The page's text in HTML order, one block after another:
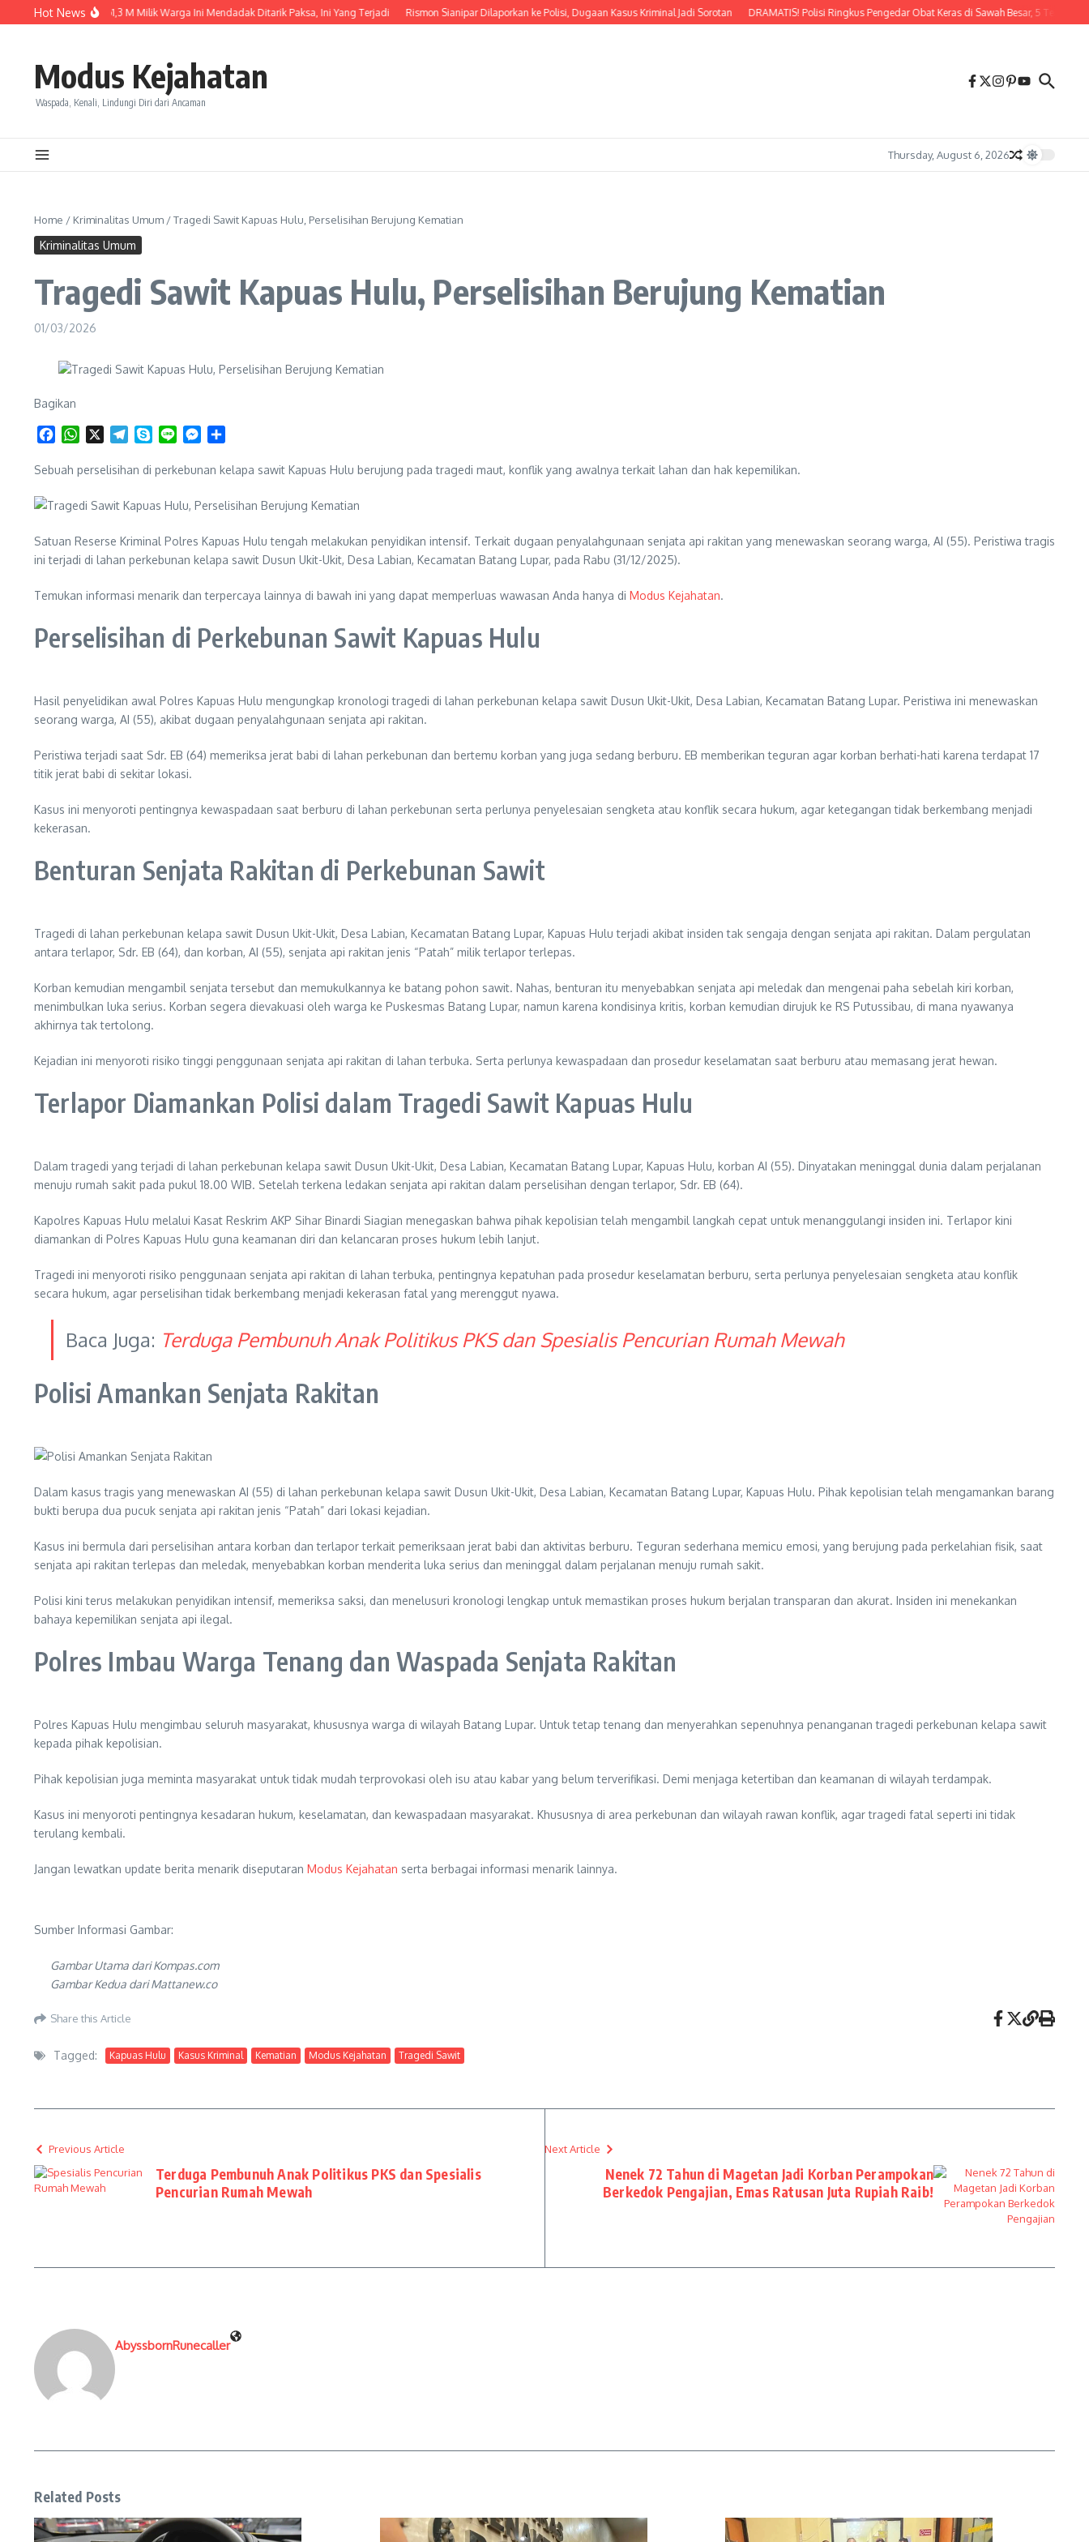
Skip to content
Hot News
Dibeli, Lexus Rp1,3 M Milik Warga Ini Mendadak Ditarik Paksa, Ini Yang Terjadi Rismon Sianipar Dilaporkan ke Polisi, Dugaan Kasus Kriminal Jadi Sorotan DRAMATIS! Polisi Ringkus Pengedar Obat Keras di Sawah Besar, 5 Tersangka
Modus Kejahatan
Waspada, Kenali, Lindungi Diri dari Ancaman
Thursday, August 6, 2026
Home / Kriminalitas Umum /Tragedi Sawit Kapuas Hulu, Perselisihan Berujung Kematian
Kriminalitas Umum
Tragedi Sawit Kapuas Hulu, Perselisihan Berujung Kematian
01/03/2026
Bagikan
FacebookWhatsAppTelegramSkypeLine Messenger
Sebuah perselisihan di perkebunan kelapa sawit Kapuas Hulu berujung pada tragedi maut, konflik yang awalnya terkait lahan dan hak kepemilikan.
Satuan Reserse Kriminal Polres Kapuas Hulu tengah melakukan penyidikan intensif. Terkait dugaan penyalahgunaan senjata api rakitan yang menewaskan seorang warga, AI (55). Peristiwa tragis
ini terjadi di lahan perkebunan kelapa sawit Dusun Ukit-Ukit, Desa Labian, Kecamatan Batang Lupar, pada Rabu (31/12/2025).
Temukan informasi menarik dan terpercaya lainnya di bawah ini yang dapat memperluas wawasan Anda hanya di Modus Kejahatan.
Perselisihan di Perkebunan Sawit Kapuas Hulu
Hasil penyelidikan awal Polres Kapuas Hulu mengungkap kronologi tragedi di lahan perkebunan kelapa sawit Dusun Ukit-Ukit, Desa Labian, Kecamatan Batang Lupar. Peristiwa ini menewaskan
seorang warga, AI (55), akibat dugaan penyalahgunaan senjata api rakitan.
Peristiwa terjadi saat Sdr. EB (64) memeriksa jerat babi di lahan perkebunan dan bertemu korban yang juga sedang berburu. EB memberikan teguran agar korban berhati-hati karena terdapat 17
titik jerat babi di sekitar lokasi.
Kasus ini menyoroti pentingnya kewaspadaan saat berburu di lahan perkebunan serta perlunya penyelesaian sengketa atau konflik secara hukum, agar ketegangan tidak berkembang menjadi
kekerasan.
Benturan Senjata Rakitan di Perkebunan Sawit
Tragedi di lahan perkebunan kelapa sawit Dusun Ukit-Ukit, Desa Labian, Kecamatan Batang Lupar, Kapuas Hulu terjadi akibat insiden tak sengaja dengan senjata api rakitan. Dalam pergulatan
antara terlapor, Sdr. EB (64), dan korban, AI (55), senjata api rakitan jenis “Patah” milik terlapor terlepas.
Korban kemudian mengambil senjata tersebut dan memukulkannya ke batang pohon sawit. Nahas, benturan itu menyebabkan senjata api meledak dan mengenai paha sebelah kiri korban,
menimbulkan luka serius. Korban segera dievakuasi oleh warga ke Puskesmas Batang Lupar, namun karena kondisinya kritis, korban kemudian dirujuk ke RS Putussibau, di mana nyawanya
akhirnya tak tertolong.
Kejadian ini menyoroti risiko tinggi penggunaan senjata api rakitan di lahan terbuka. Serta perlunya kewaspadaan dan prosedur keselamatan saat berburu atau memasang jerat hewan.
Terlapor Diamankan Polisi dalam Tragedi Sawit Kapuas Hulu
Dalam tragedi yang terjadi di lahan perkebunan kelapa sawit Dusun Ukit-Ukit, Desa Labian, Kecamatan Batang Lupar, Kapuas Hulu, korban AI (55). Dinyatakan meninggal dunia dalam perjalanan
menuju rumah sakit pada pukul 18.00 WIB. Setelah terkena ledakan senjata api rakitan dalam perselisihan dengan terlapor, Sdr. EB (64).
Kapolres Kapuas Hulu melalui Kasat Reskrim AKP Sihar Binardi Siagian menegaskan bahwa pihak kepolisian telah mengambil langkah cepat untuk menanggulangi insiden ini. Terlapor kini
diamankan di Polres Kapuas Hulu guna keamanan diri dan kelancaran proses hukum lebih lanjut.
Tragedi ini menyoroti risiko penggunaan senjata api rakitan di lahan terbuka, pentingnya kepatuhan pada prosedur keselamatan berburu, serta perlunya penyelesaian sengketa atau konflik
secara hukum, agar perselisihan tidak berkembang menjadi kekerasan fatal yang merenggut nyawa.
Baca Juga: Terduga Pembunuh Anak Politikus PKS dan Spesialis Pencurian Rumah Mewah
Polisi Amankan Senjata Rakitan
Dalam kasus tragis yang menewaskan AI (55) di lahan perkebunan kelapa sawit Dusun Ukit-Ukit, Desa Labian, Kecamatan Batang Lupar, Kapuas Hulu. Pihak kepolisian telah mengamankan barang
bukti berupa dua pucuk senjata api rakitan jenis “Patah” dari lokasi kejadian.
Kasus ini bermula dari perselisihan antara korban dan terlapor terkait pemeriksaan jerat babi dan aktivitas berburu. Teguran sederhana memicu emosi, yang berujung pada perkelahian fisik, saat
senjata api rakitan terlepas dan meledak, menyebabkan korban menderita luka serius dan meninggal dalam perjalanan menuju rumah sakit.
Polisi kini terus melakukan penyidikan intensif, memeriksa saksi, dan menelusuri kronologi lengkap untuk memastikan proses hukum berjalan transparan dan akurat. Insiden ini menekankan
bahaya kepemilikan senjata api ilegal.
Polres Imbau Warga Tenang dan Waspada Senjata Rakitan
Polres Kapuas Hulu mengimbau seluruh masyarakat, khususnya warga di wilayah Batang Lupar. Untuk tetap tenang dan menyerahkan sepenuhnya penanganan tragedi perkebunan kelapa sawit
kepada pihak kepolisian.
Pihak kepolisian juga meminta masyarakat untuk tidak mudah terprovokasi oleh isu atau kabar yang belum terverifikasi. Demi menjaga ketertiban dan keamanan di wilayah terdampak.
Kasus ini menyoroti pentingnya kesadaran hukum, keselamatan, dan kewaspadaan masyarakat. Khususnya di area perkebunan dan wilayah rawan konflik, agar tragedi fatal seperti ini tidak
terulang kembali.
Jangan lewatkan update berita menarik diseputaran Modus Kejahatan serta berbagai informasi menarik lainnya.
Sumber Informasi Gambar:
Gambar Utama dari Kompas.com
Gambar Kedua dari Mattanew.co
Share this Article
Tagged: Kapuas Hulu Kasus Kriminal Kematian Modus Kejahatan Tragedi Sawit
Previous Article
Terduga Pembunuh Anak Politikus PKS dan Spesialis
Pencurian Rumah Mewah
Next Article
Nenek 72 Tahun di Magetan Jadi Korban Perampokan
Berkedok Pengajian, Emas Ratusan Juta Rupiah Raib!​
AbyssbornRunecaller
Related Posts